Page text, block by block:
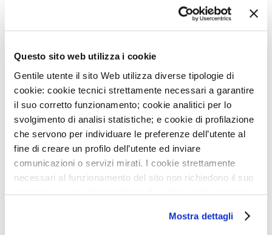
Questo sito web utilizza i cookie
Gentile utente il sito Web utilizza diverse tipologie di
cookie: cookie tecnici strettamente necessari a garantire
il suo corretto funzionamento; cookie analitici per lo
svolgimento di analisi statistiche; e cookie di profilazione
che servono per individuare le preferenze dell’utente al
fine di creare un profilo dell’utente ed inviare
comunicazioni o servizi mirati. I cookie strettamente
necessari al funzionamento del sito non richiedono il suo
consenso, per le altre tipologie di cookie potrà esprimere
Qualora non volesse esprimere preferenze può chiudere
Mostra dettagli
16FEB
CARDIOVASCULAR IMAGING
29 MAR
THE MULTI-CENTRIC ONYX ONE STUDY FOR BETTER
PROTECTION OF HIGH RISK OF BLEEDING CV
PATIENTS
PARADOXICAL ARTIFICIAL CORDS TECHNIQUE TO
TREAT SAM IN HOCM
26FEB
PERFUSION IN INTERMEDIATE- TO HIGH-RISK